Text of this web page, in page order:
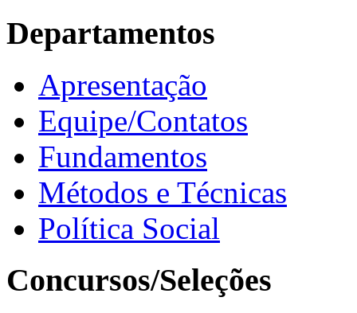
Departamentos
Apresentação
Equipe/Contatos
Fundamentos
Métodos e Técnicas
Política Social
Concursos/Seleções